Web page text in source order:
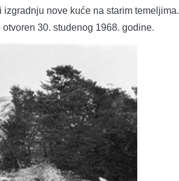
nove kuće na starim temeljima.
30. studenog 1968. godine.